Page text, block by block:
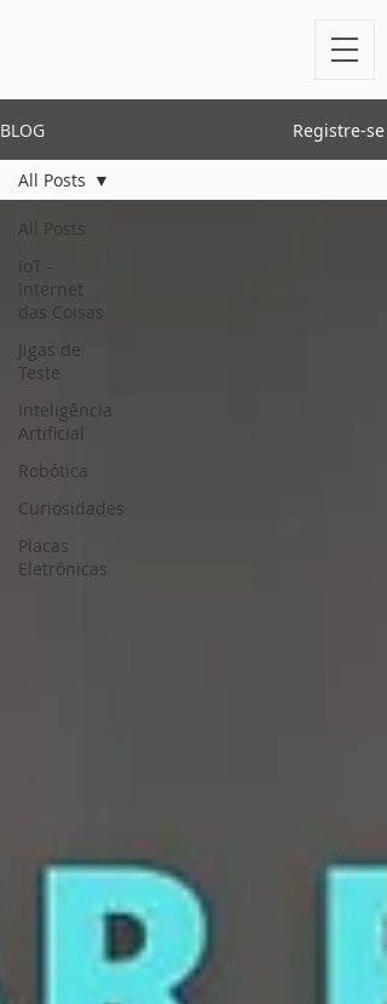
BLOG Registre-se
All Posts
IoT -
Internet
das Coisas
Jigas de
Teste
Inteligência
Artificial
Robótica
Curiosidades
Placas
Eletrônicas
All Posts